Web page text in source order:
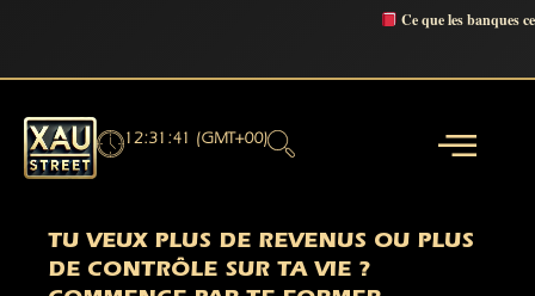
Ce que les banques
12:31:42 (GMT+00)
TU VEUX PLUS DE REVENUS OU PLUS
DE CONTRÔLE SUR TA VIE ?